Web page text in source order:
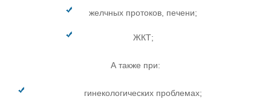
желчных протоков, печени;
ЖКТ;
А также при:
гинекологических проблемах;